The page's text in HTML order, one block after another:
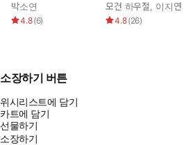
박소연
4.8(6)
모건 하우절 이지연
4.8(26)
소장하기 버튼
위시리스트에 담기
카트에 담기
선물하기
소장하기